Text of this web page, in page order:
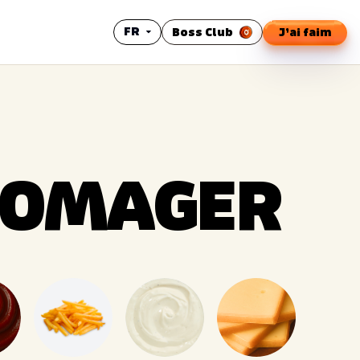
FR Boss Club J’ai faim